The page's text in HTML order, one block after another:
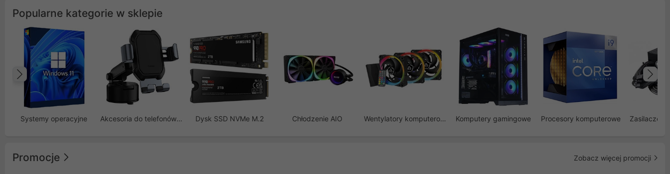
Popularne kategorie w sklepie
Systemy operacyjne Akcesoria do telefonów GSM Dysk SSD NVMe M.2 Chłodzenie AIO Wentylatory komputerowe Komputery gamingowe Procesory komputerowe Zasilacze
Poprzedni
Promocje Zobacz więcej promocji